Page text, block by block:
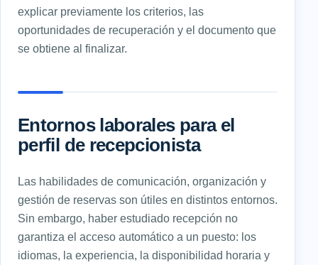
explicar previamente los criterios, las
oportunidades de recuperación y el documento que
se obtiene al finalizar.
Entornos laborales para el
perfil de recepcionista
Las habilidades de comunicación, organización y
gestión de reservas son útiles en distintos entornos.
Sin embargo, haber estudiado recepción no
garantiza el acceso automático a un puesto: los
idiomas, la experiencia, la disponibilidad horaria y